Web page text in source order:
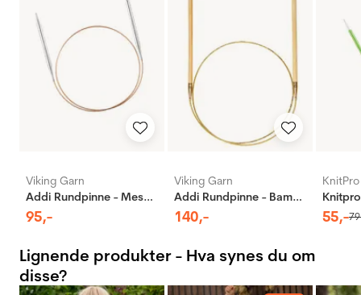
Viking Garn
Addi Rundpinne - Messing
95,-
Viking Garn
Addi Rundpinne - Bambus
140,-
KnitPro
55,-79
Lignende produkter - Hva synes du om
disse?